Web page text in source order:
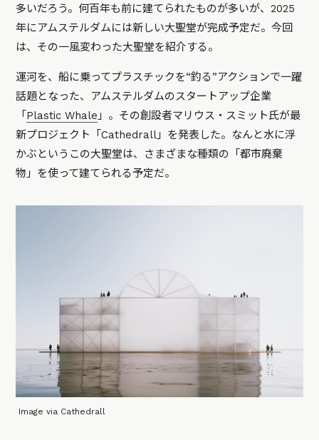
多いだろう。何百年も前に建てられたものが多いが、2025
年にアムステルダムには新しい大聖堂が完成予定だ。今回
は、その一風変わった大聖堂を紹介する。
運河を、船に乗ってプラスチックを“釣る”アクションで一躍
話題となった、アムステルダムのスタートアップ企業
「 Plastic Whale 」。その創設者マリウス・スミット氏が最
新プロジェクト「Cathedrall」を発表した。なんと水に浮
かぶというこの大聖堂は、さまざまな種類の「都市廃棄
物」を使って建てられる予定だ。
Image via Cathedrall